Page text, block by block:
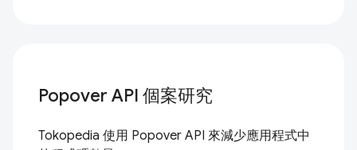
Popover API 個案研究
Tokopedia 使用 Popover API 來減少應用程式中